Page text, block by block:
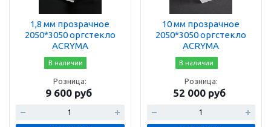
1,8 мм прозрачное
2050*3050 оргстекло
ACRYMA
В наличии
Розница:
9 600 руб
10 мм прозрачное
2050*3050 оргстекло
ACRYMA
В наличии
Розница:
52 000 руб